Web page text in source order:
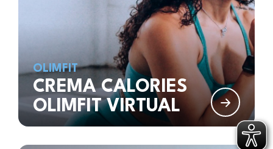
OLIMFIT
CREMA CALORIES
OLIMFIT VIRTUAL